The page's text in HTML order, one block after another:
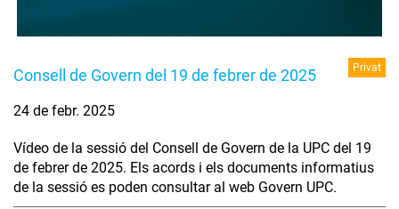
Consell de Govern del 19 de febrer de 2025 Privat
24 de febr. 2025
Vídeo de la sessió del Consell de Govern de la UPC del 19
de febrer de 2025. Els acords i els documents informatius
de la sessió es poden consultar al web Govern UPC.